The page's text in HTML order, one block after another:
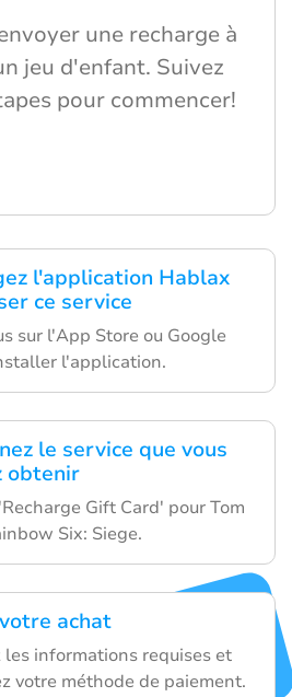
l'application Hablax
ce service
sur l'App Store ou Google
l'application.
le service que vous
obtenir
Gift Card' pour Tom
Six: Siege.
achat
les informations requises et
votre méthode de paiement.
une recharge à
jeu d'enfant. Suivez
pour commencer!